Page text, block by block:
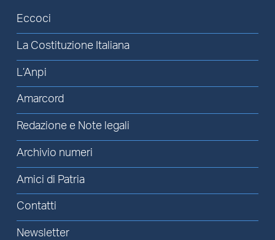
Eccoci
La Costituzione Italiana
L’Anpi
Amarcord
Redazione e Note legali
Archivio numeri
Amici di Patria
Contatti
Newsletter